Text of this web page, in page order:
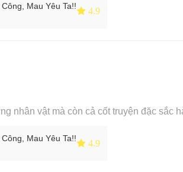
Mau Yêu Ta!! 4.9
nhân vật mà còn cả cốt truyện đặc
Mau Yêu Ta!! 4.9